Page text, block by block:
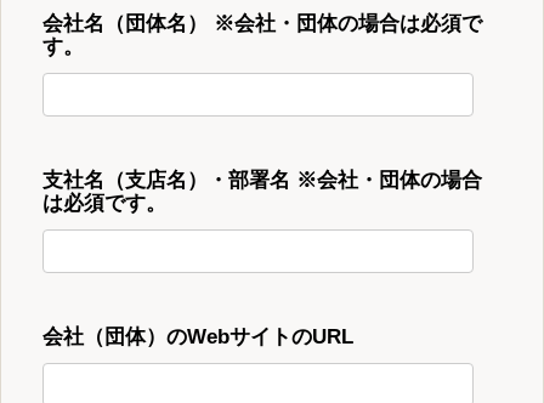
会社名（団体名） ※会社・団体の場合は必須で
す。
支社名（支店名）・部署名 ※会社・団体の場合
は必須です。
会社（団体）のWebサイトのURL